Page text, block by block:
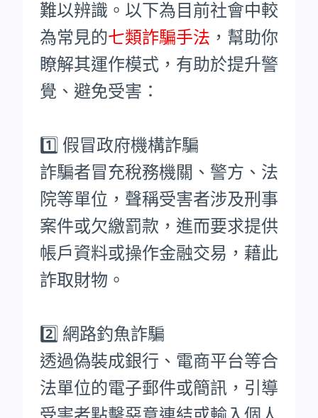
難以辨識。以下為目前社會中較
為常見的七類詐騙手法 ，幫助你
瞭解其運作模式，有助於提升警
覺、避免受害：
1️⃣ 假冒政府機構詐騙
詐騙者冒充稅務機關、警方、法
院等單位，聲稱受害者涉及刑事
案件或欠繳罰款，進而要求提供
帳戶資料或操作金融交易，藉此
詐取財物。
2️⃣ 網路釣魚詐騙
透過偽裝成銀行、電商平台等合
法單位的電子郵件或簡訊，引導